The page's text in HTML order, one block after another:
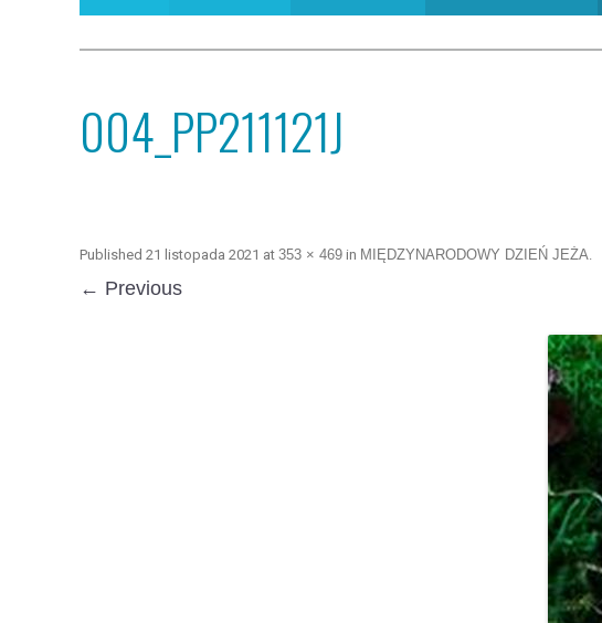
004_PP211121J
Published 21 listopada 2021 at 353 × 469 in MIĘDZYNARODOWY DZIEŃ JEŻA.
← Previous